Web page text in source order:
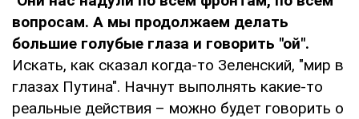
вопросам. А мы продолжаем делать
большие голубые глаза и говорить "ой".
Искать, как сказал когда-то Зеленский, "мир в
глазах Путина". Начнут выполнять какие-то
реальные действия – можно будет говорить о